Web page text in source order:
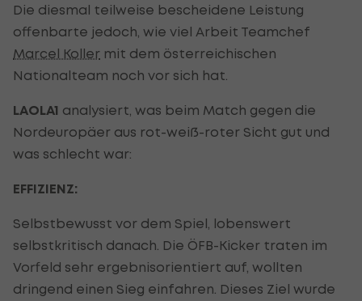
Die diesmal teilweise bescheidene Leistung
offenbarte jedoch, wie viel Arbeit Teamchef
Marcel Koller mit dem österreichischen
Nationalteam noch vor sich hat.
LAOLA1 analysiert, was beim Match gegen die
Nordeuropäer aus rot-weiß-roter Sicht gut und
was schlecht war:
EFFIZIENZ:
Selbstbewusst vor dem Spiel, lobenswert
selbstkritisch danach. Die ÖFB-Kicker traten im
Vorfeld sehr ergebnisorientiert auf, wollten
dringend einen Sieg einfahren. Dieses Ziel wurde